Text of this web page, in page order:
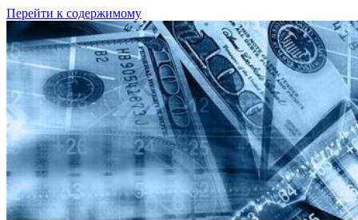
Перейти к содержимому